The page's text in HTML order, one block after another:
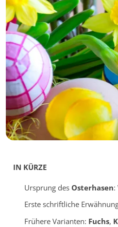
IN KÜRZE
Ursprung des Osterhasen:
Erste schriftliche
Frühere Varianten: Fuchs,